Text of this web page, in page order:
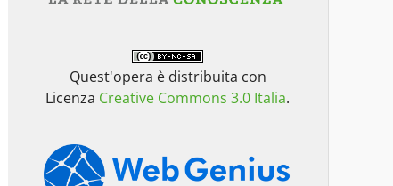
Quest'opera è distribuita con
Licenza Creative Commons 3.0 Italia.